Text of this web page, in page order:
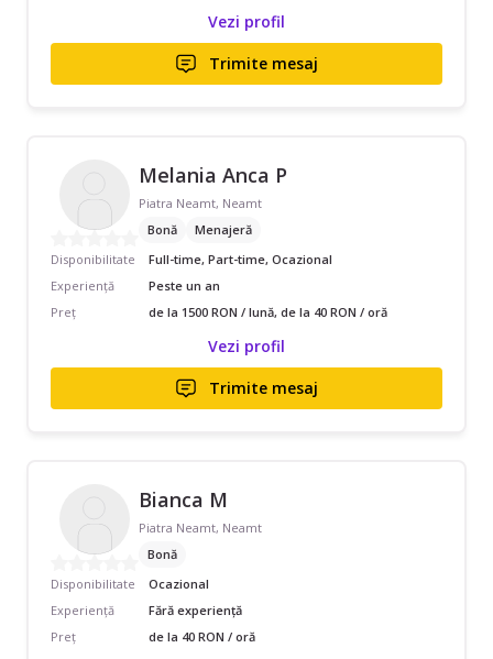
Vezi profil
Trimite mesaj
Melania Anca P
Piatra Neamt, Neamt
Bonă
Menajeră
Disponibilitate
Full-time, Part-time, Ocazional
Experiență
Peste un an
Preț
de la 1500 RON / lună, de la 40 RON / oră
Vezi profil
Trimite mesaj
Bianca M
Piatra Neamt, Neamt
Bonă
Disponibilitate
Ocazional
Experiență
Fără experiență
Preț
de la 40 RON / oră